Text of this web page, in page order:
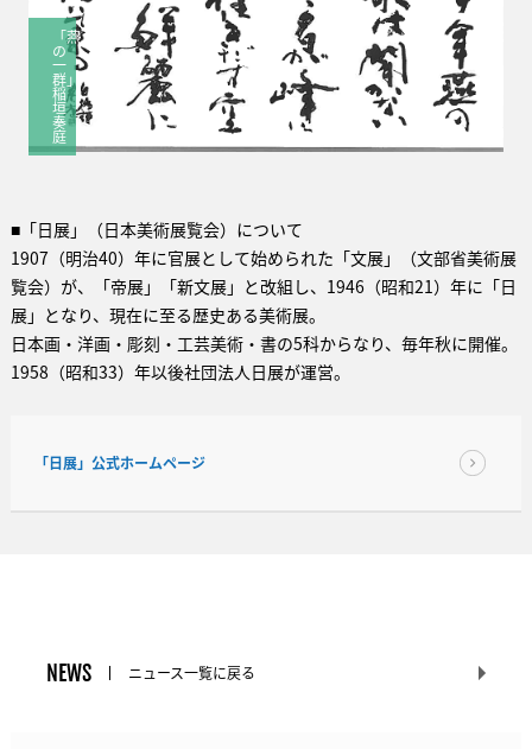
「燕
の
一
群」
稲
垣
奏
庭
■「日展」（日本美術展覧会）について
1907（明治40）年に官展として始められた「文展」（文部省美術展
覧会）が、「帝展」「新文展」と改組し、1946（昭和21）年に「日
展」となり、現在に至る歴史ある美術展。
日本画・洋画・彫刻・工芸美術・書の5科からなり、毎年秋に開催。
1958（昭和33）年以後社団法人日展が運営。
「日展」公式ホームページ
NEWS ニュース一覧に戻る